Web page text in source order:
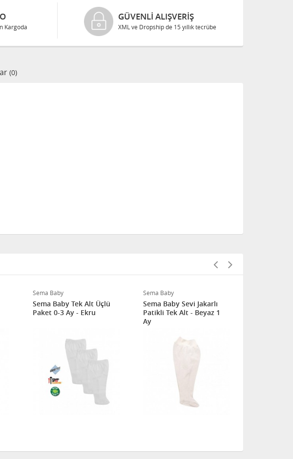
Kargoda
GÜVENLI ALIŞVERIŞ
XML ve Dropship de 15 yıllık tecrübe
(0)
Sema Baby
Sema Baby Tek Alt Üçlü
Paket 0-3 Ay - Ekru
Sema Baby
Sema Baby Sevi Jakarlı
Patikli Tek Alt - Beyaz 1
Ay